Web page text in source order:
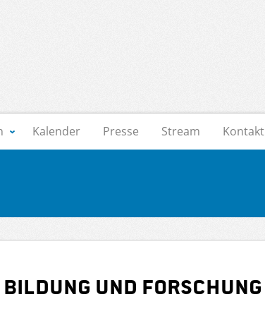
Kalender Presse Stream Kontakt
Bildung und Forschung